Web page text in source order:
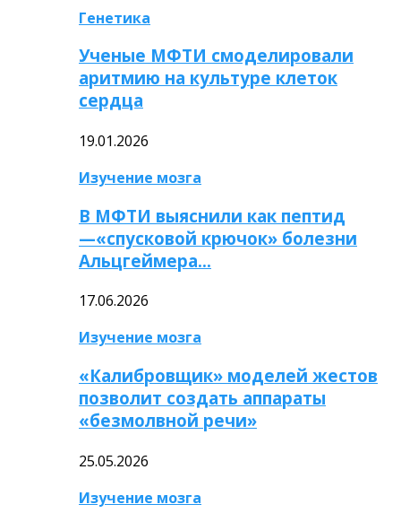
Генетика
Ученые МФТИ смоделировали
аритмию на культуре клеток
сердца
19.01.2026
Изучение мозга
В МФТИ выяснили как пептид
—«спусковой крючок» болезни
Альцгеймера…
17.06.2026
Изучение мозга
«Калибровщик» моделей жестов
позволит создать аппараты
«безмолвной речи»
25.05.2026
Изучение мозга